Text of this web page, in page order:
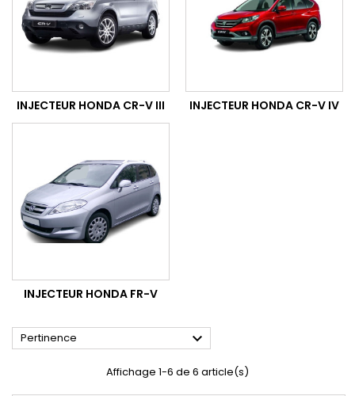
INJECTEUR HONDA CR-V III INJECTEUR HONDA CR-V IV
INJECTEUR HONDA FR-V
Pertinence 
Affichage 1-6 de 6 article(s)